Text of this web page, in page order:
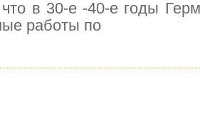
что в 30-е -40-е годы
работы по